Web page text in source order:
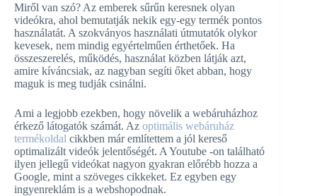
Miről van szó? Az emberek sűrűn keresnek olyan
videókra, ahol bemutatják nekik egy-egy termék pontos
használatát. A szokványos használati útmutatók olykor
kevesek, nem mindig egyértelműen érthetőek. Ha
összeszerelés, működés, használat közben látják azt,
amire kíváncsiak, az nagyban segíti őket abban, hogy
maguk is meg tudják csinálni.
Ami a legjobb ezekben, hogy növelik a webáruházhoz
érkező látogatók számát. Az optimális webáruház
termékoldal cikkben már említettem a jól kereső
optimalizált videók jelentőségét. A Youtube -on található
ilyen jellegű videókat nagyon gyakran előrébb hozza a
Google, mint a szöveges cikkeket. Ez egyben egy
ingyenreklám is a webshopodnak.